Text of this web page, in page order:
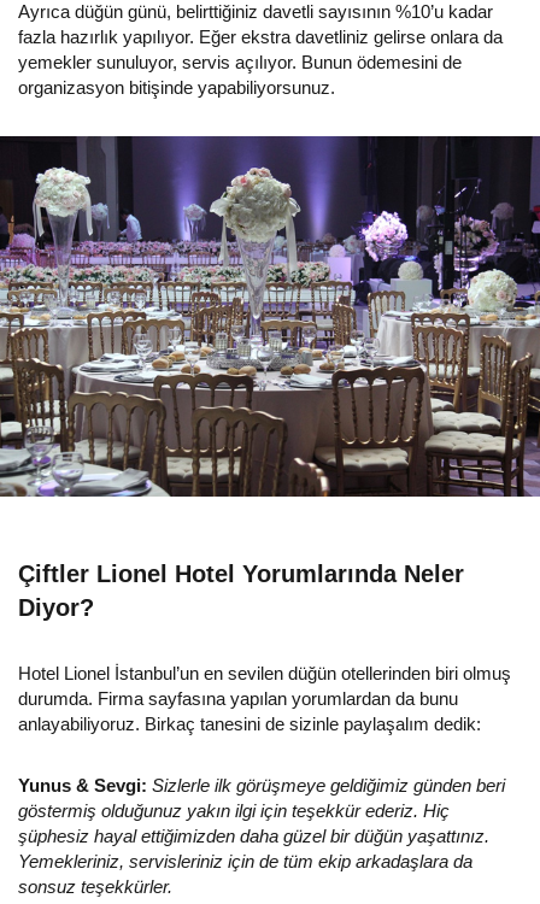
Ayrıca düğün günü, belirttiğiniz davetli sayısının %10’u kadar
fazla hazırlık yapılıyor. Eğer ekstra davetliniz gelirse onlara da
yemekler sunuluyor, servis açılıyor. Bunun ödemesini de
organizasyon bitişinde yapabiliyorsunuz.
Çiftler Lionel Hotel Yorumlarında Neler
Diyor?
Hotel Lionel İstanbul’un en sevilen düğün otellerinden biri olmuş
durumda. Firma sayfasına yapılan yorumlardan da bunu
anlayabiliyoruz. Birkaç tanesini de sizinle paylaşalım dedik:
Yunus & Sevgi: Sizlerle ilk görüşmeye geldiğimiz günden beri
göstermiş olduğunuz yakın ilgi için teşekkür ederiz. Hiç
şüphesiz hayal ettiğimizden daha güzel bir düğün yaşattınız.
Yemekleriniz, servisleriniz için de tüm ekip arkadaşlara da
sonsuz teşekkürler.